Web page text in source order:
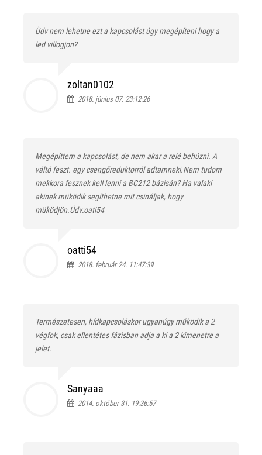
Üdv nem lehetne ezt a kapcsolást úgy megépíteni hogy a
led villogjon?
zoltan0102
2018. június 07. 23:12:26
Megépíttem a kapcsolást, de nem akar a relé behúzni. A
váltó feszt. egy csengőreduktorról adtamneki.Nem tudom
mekkora fesznek kell lenni a BC212 bázisán? Ha valaki
akinek müködik segíthetne mit csináljak, hogy
müködjön.Üdv:oati54
oatti54
2018. február 24. 11:47:39
Természetesen, hídkapcsoláskor ugyanúgy működik a 2
végfok, csak ellentétes fázisban adja a ki a 2 kimenetre a
jelet.
Sanyaaa
2014. október 31. 19:36:57